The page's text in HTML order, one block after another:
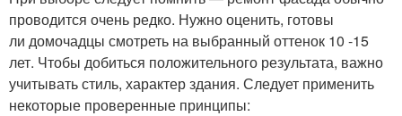
проводится очень редко. Нужно оценить, готовы
ли домочадцы смотреть на выбранный оттенок 10 -15
лет. Чтобы добиться положительного результата, важно
учитывать стиль, характер здания. Следует применить
некоторые проверенные принципы: